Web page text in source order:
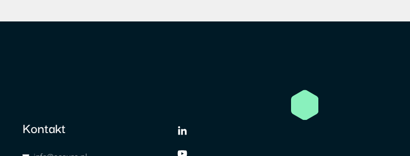
Kontakt